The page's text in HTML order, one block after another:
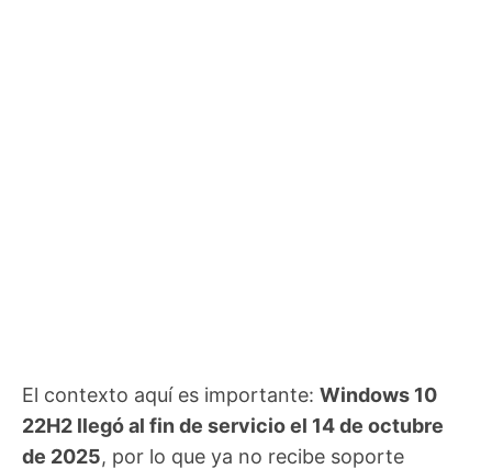
El contexto aquí es importante: Windows 10
22H2 llegó al fin de servicio el 14 de octubre
de 2025, por lo que ya no recibe soporte